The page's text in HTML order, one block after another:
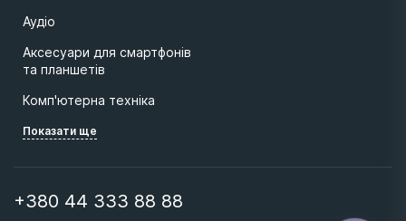
Аудіо
Аксесуари для смартфонів
та планшетів
Комп'ютерна техніка
Показати ще
+380 44 333 88 88